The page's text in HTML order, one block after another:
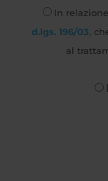
In
d.lgs. 196/03,
al